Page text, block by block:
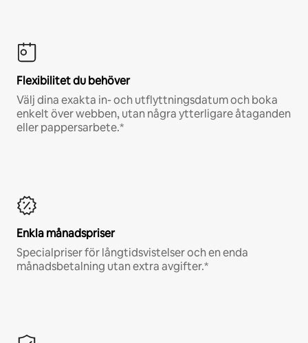
Flexibilitet du behöver
Välj dina exakta in- och utflyttningsdatum och boka
enkelt över webben, utan några ytterligare åtaganden
eller pappersarbete.*
Enkla månadspriser
Specialpriser för långtidsvistelser och en enda
månadsbetalning utan extra avgifter.*